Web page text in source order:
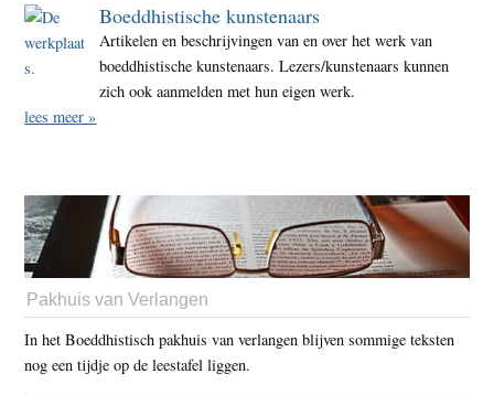
Boeddhistische kunstenaars
Artikelen en beschrijvingen van en over het werk van
boeddhistische kunstenaars. Lezers/kunstenaars kunnen
zich ook aanmelden met hun eigen werk.
lees meer »
Pakhuis van Verlangen
In het Boeddhistisch pakhuis van verlangen blijven sommige teksten
nog een tijdje op de leestafel liggen.